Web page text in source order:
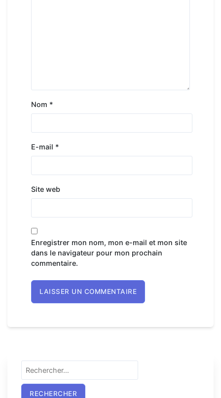
Nom *
E-mail *
Site web
Enregistrer mon nom, mon e-mail et mon site
dans le navigateur pour mon prochain
commentaire.